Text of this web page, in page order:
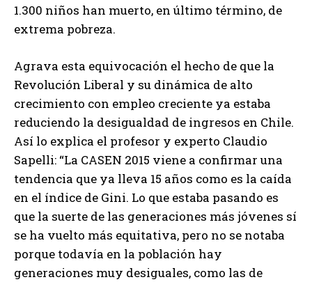
1.300 niños han muerto, en último término, de
extrema pobreza.
Agrava esta equivocación el hecho de que la
Revolución Liberal y su dinámica de alto
crecimiento con empleo creciente ya estaba
reduciendo la desigualdad de ingresos en Chile.
Así lo explica el profesor y experto Claudio
Sapelli: “La CASEN 2015 viene a confirmar una
tendencia que ya lleva 15 años como es la caída
en el índice de Gini. Lo que estaba pasando es
que la suerte de las generaciones más jóvenes sí
se ha vuelto más equitativa, pero no se notaba
porque todavía en la población hay
generaciones muy desiguales, como las de